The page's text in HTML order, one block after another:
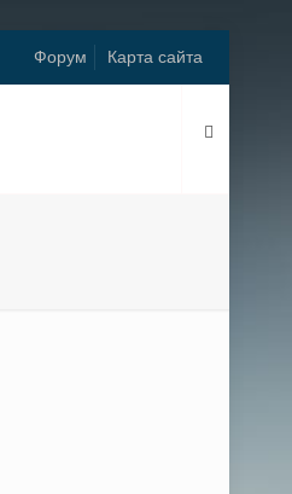
Форум Карта сайта